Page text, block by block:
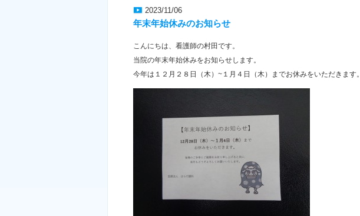
2023/11/06
年末年始休みのお知らせ
こんにちは、看護師の村田です。
当院の年末年始休みをお知らせします。
今年は１２月２８日（木）~１月４日（木）までお休みをいただきます。